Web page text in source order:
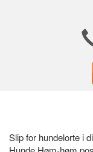
Slip for hundelorte i